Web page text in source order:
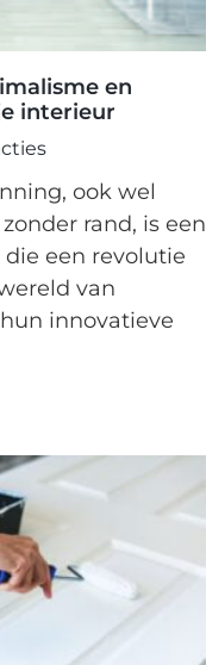
en
interieur
ook wel
rand, is een
een revolutie
van
innovatieve